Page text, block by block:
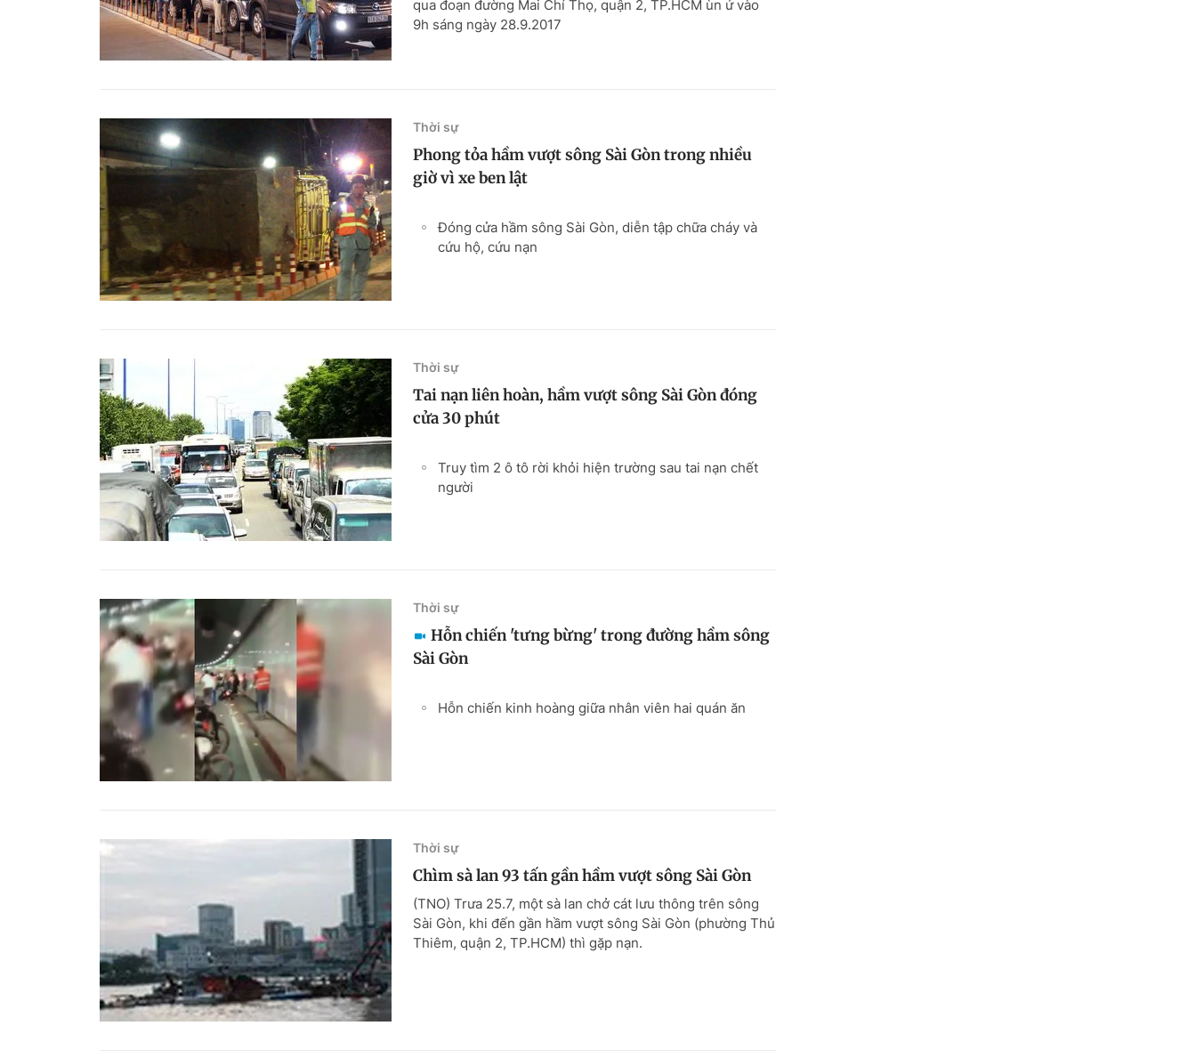
qua đoạn đường Mai Chí Thọ, quận 2, TP.HCM ùn ứ vào
9h sáng ngày 28.9.2017
Thời sự
Phong tỏa hầm vượt sông Sài Gòn trong nhiều
giờ vì xe ben lật
Đóng cửa hầm sông Sài Gòn, diễn tập chữa cháy và
cứu hộ, cứu nạn
Thời sự
Tai nạn liên hoàn, hầm vượt sông Sài Gòn đóng
cửa 30 phút
Truy tìm 2 ô tô rời khỏi hiện trường sau tai nạn chết
người
Thời sự
Hỗn chiến 'tưng bừng' trong đường hầm sông
Sài Gòn
Hỗn chiến kinh hoàng giữa nhân viên hai quán ăn
Thời sự
Chìm sà lan 93 tấn gần hầm vượt sông Sài Gòn
(TNO) Trưa 25.7, một sà lan chở cát lưu thông trên sông
Sài Gòn, khi đến gần hầm vượt sông Sài Gòn (phường Thủ
Thiêm, quận 2, TP.HCM) thì gặp nạn.